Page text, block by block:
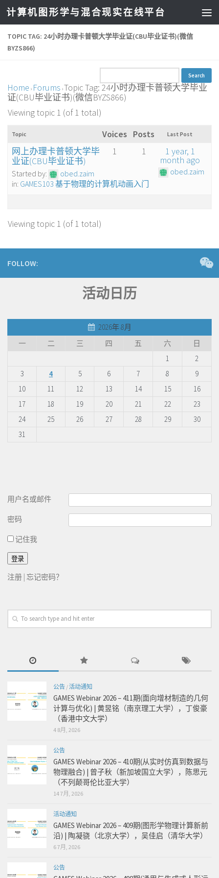
计算机图形学与混合现实在线平台
TOPIC TAG: 24小时办理卡普顿大学毕业证(CBU毕业证书)(微信
BYZS866)
Home › Forums ›Topic Tag: 24小时办理卡普顿大学毕业
证(CBU毕业证书)(微信BYZS866)
Viewing topic 1 (of 1 total)
Topic Voices Posts Last Post
网上办理卡普顿大学毕
业证(CBU毕业证书)
Started by:
obed.zaim
in: GAMES103 基于物理的计算机动画入门
1 1 1 year, 1
month ago
obed.zaim
Viewing topic 1 (of 1 total)
FOLLOW:
活动日历
2026年 8月
一
二 三 四 五 六
日
1
2
3
4 5 6 7 8
9
10
11 12 13 14 15
16
17
18 19 20 21 22
23
24
25 26 27 28 29
30
31
用户名或邮件
密码
记住我
注册 忘记密码？
公告 /活动通知
GAMES Webinar 2026 – 411期(面向增材制造的几何
计算与优化) | 黄昱铭（南京理工大学），丁俊豪
（香港中文大学）
4 8月, 2026
公告
GAMES Webinar 2026 – 410期(从实时仿真到数据与
物理融合) | 曾子秋（新加坡国立大学），陈思元
（不列颠哥伦比亚大学）
14 7月, 2026
活动通知
GAMES Webinar 2026 – 409期(图形学物理计算新前
沿) | 陶凝骁（北京大学），吴佳启（清华大学）
6 7月, 2026
公告